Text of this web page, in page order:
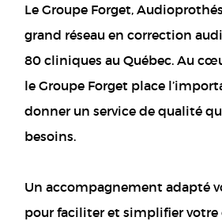
Le Groupe Forget,
grand réseau en correction
80 cliniques au Québec. Au
le Groupe Forget place
donner un service de qualité
besoins.
Un accompagnement adapté
pour faciliter et simplifier votre